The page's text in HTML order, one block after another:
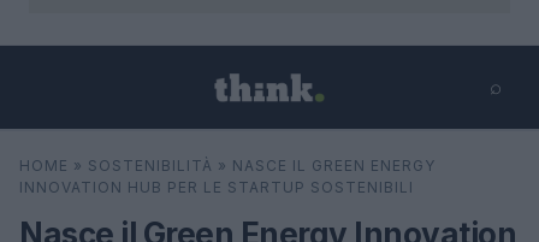
⌕
Cerca
HOME » SOSTENIBILITÀ » NASCE IL GREEN ENERGY
INNOVATION HUB PER LE STARTUP SOSTENIBILI
Nasce il Green Energy Innovation